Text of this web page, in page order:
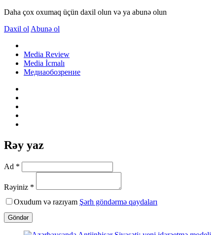
Daha çox oxumaq üçün daxil olun və ya abunə olun
Daxil ol Abunə ol
Media Review
Media İcmalı
Медиаобозрение
Rəy yaz
Ad *
Rəyiniz *
Oxudum və razıyam Şərh göndərmə qaydaları
Göndər